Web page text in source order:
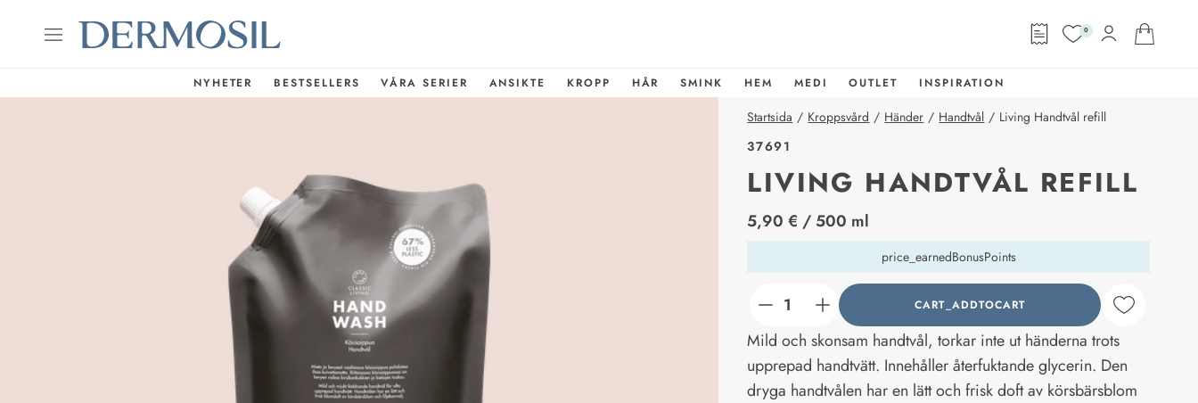
0
NYHETER BESTSELLERS VÅRA SERIER ANSIKTE KROPP HÅR SMINK HEM MEDI OUTLET INSPIRATION
Startsida / Kroppsvård / Händer / Handtvål / Living Handtvål refill
37691
LIVING HANDTVÅL REFILL
price_label
5,90 € / 500 ml
price_earnedBonusPoints
counter_current CART_ADDTOCART
Mild och skonsam handtvål, torkar inte ut händerna trots
upprepad handtvätt. Innehåller återfuktande glycerin. Den
dryga handtvålen har en lätt och frisk doft av körsbärsblom